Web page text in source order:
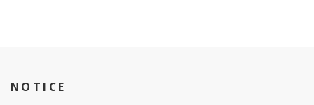
NOTICE